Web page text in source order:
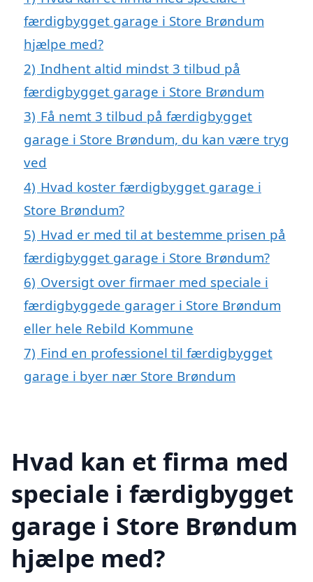
færdigbygget garage i Store Brøndum
hjælpe med?
2) Indhent altid mindst 3 tilbud på
færdigbygget garage i Store Brøndum
3) Få nemt 3 tilbud på færdigbygget
garage i Store Brøndum, du kan være tryg
ved
4) Hvad koster færdigbygget garage i
Store Brøndum?
5) Hvad er med til at bestemme prisen på
færdigbygget garage i Store Brøndum?
6) Oversigt over firmaer med speciale i
færdigbyggede garager i Store Brøndum
eller hele Rebild Kommune
7) Find en professionel til færdigbygget
garage i byer nær Store Brøndum
Hvad kan et firma med
speciale i færdigbygget
garage i Store Brøndum
hjælpe med?